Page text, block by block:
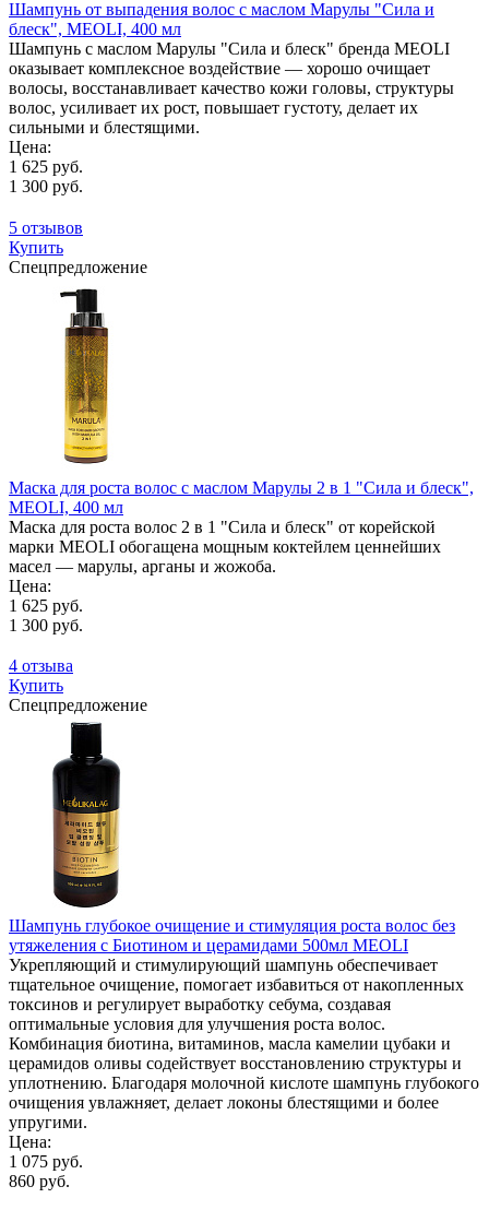
Шампунь от выпадения волос с маслом Марулы "Сила и
блеск", MEOLI, 400 мл
Шампунь с маслом Марулы "Сила и блеск" бренда MEOLI
оказывает комплексное воздействие — хорошо очищает
волосы, восстанавливает качество кожи головы, структуры
волос, усиливает их рост, повышает густоту, делает их
сильными и блестящими.
Цена:
1 625 руб.
1 300 руб.
5 отзывов
Купить
Спецпредложение
Маска для роста волос с маслом Марулы 2 в 1 "Сила и блеск",
MEOLI, 400 мл
Маска для роста волос 2 в 1 "Сила и блеск" от корейской
марки MEOLI обогащена мощным коктейлем ценнейших
масел — марулы, арганы и жожоба.
Цена:
1 625 руб.
1 300 руб.
4 отзыва
Купить
Спецпредложение
Шампунь глубокое очищение и стимуляция роста волос без
утяжеления с Биотином и церамидами 500мл MEOLI
Укрепляющий и стимулирующий шампунь обеспечивает
тщательное очищение, помогает избавиться от накопленных
токсинов и регулирует выработку себума, создавая
оптимальные условия для улучшения роста волос.
Комбинация биотина, витаминов, масла камелии цубаки и
церамидов оливы содействует восстановлению структуры и
уплотнению. Благодаря молочной кислоте шампунь глубокого
очищения увлажняет, делает локоны блестящими и более
упругими.
Цена:
1 075 руб.
860 руб.